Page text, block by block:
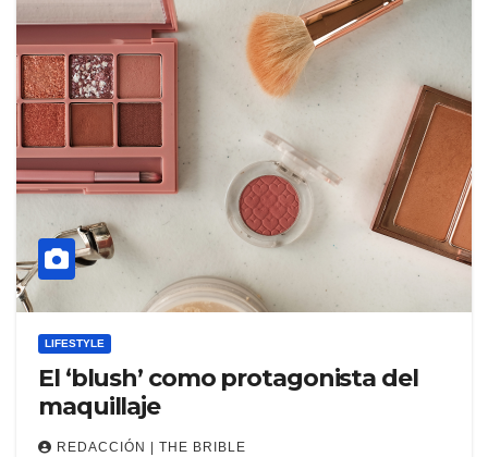
LIFESTYLE
El ‘blush’ como protagonista del
maquillaje
REDACCIÓN | THE BRIBLE